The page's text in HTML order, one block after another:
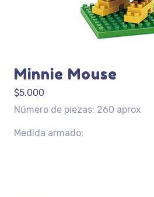
Minnie Mouse
$5.000
Número de piezas: 260 aprox
Medida armado: